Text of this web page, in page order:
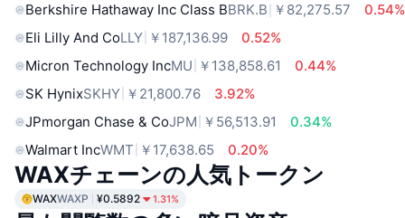
Berkshire Hathaway Inc Class BBRK.B ￥82,275.57
0.54%
Eli Lilly And CoLLY ￥187,136.99
0.52%
Micron Technology IncMU ￥138,858.61
0.44%
SK HynixSKHY ￥21,800.76
3.92%
JPmorgan Chase & CoJPM ￥56,513.91
0.34%
Walmart IncWMT ￥17,638.65 0.20%
WAXチェーンの人気トークン
WAXWAXP ¥0.5892 1.31%